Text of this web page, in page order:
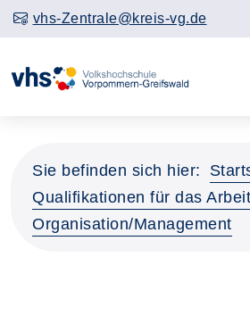
vhs-Zentrale@kreis-vg.de
Sie befinden sich hier:
Qualifikationen für das
Organisation/Management